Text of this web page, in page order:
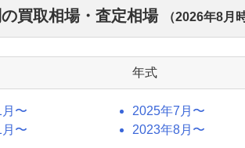
買取相場・査定相場 （2026年8月
年式
〜 2025年7月〜
〜
2023年8月〜